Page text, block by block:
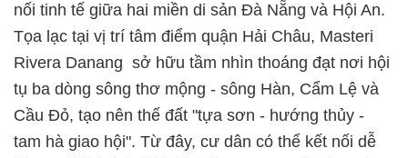
nối tinh tế giữa hai miền di sản Đà Nẵng và Hội An.
Tọa lạc tại vị trí tâm điểm quận Hải Châu, Masteri
Rivera Danang sở hữu tầm nhìn thoáng đạt nơi hội
tụ ba dòng sông thơ mộng - sông Hàn, Cẩm Lệ và
Cầu Đỏ, tạo nên thế đất "tựa sơn - hướng thủy -
tam hà giao hội". Từ đây, cư dân có thể kết nối dễ